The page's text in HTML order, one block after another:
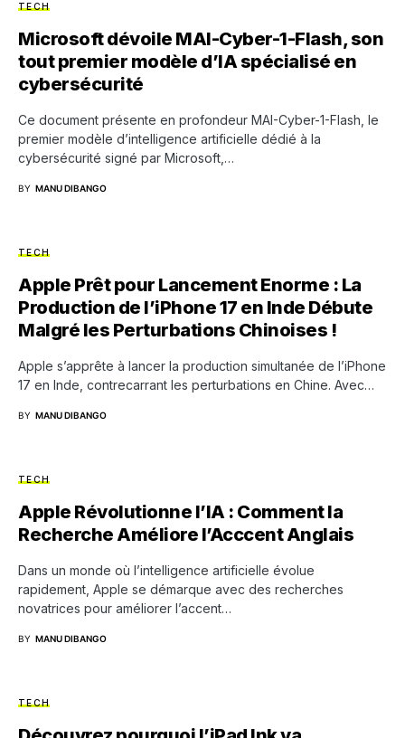
TECH
Microsoft dévoile MAI-Cyber-1-Flash, son
tout premier modèle d’IA spécialisé en
cybersécurité
Ce document présente en profondeur MAI-Cyber-1-Flash, le
premier modèle d’intelligence artificielle dédié à la
cybersécurité signé par Microsoft,…
BY MANU DIBANGO
TECH
Apple Prêt pour Lancement Enorme : La
Production de l’iPhone 17 en Inde Débute
Malgré les Perturbations Chinoises !
Apple s’apprête à lancer la production simultanée de l’iPhone
17 en Inde, contrecarrant les perturbations en Chine. Avec…
BY MANU DIBANGO
TECH
Apple Révolutionne l’IA : Comment la
Recherche Améliore l’Acccent Anglais
Dans un monde où l’intelligence artificielle évolue
rapidement, Apple se démarque avec des recherches
novatrices pour améliorer l’accent…
BY MANU DIBANGO
TECH